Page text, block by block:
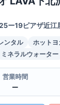
ー19ピアザ近江
ンタル ホットヨ
ミネラルウォーター
営業時間
ー